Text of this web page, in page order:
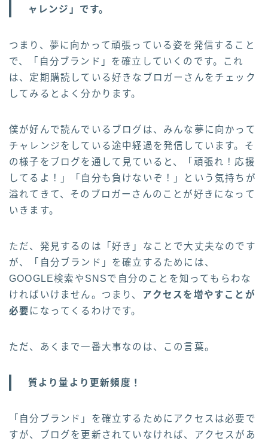
ャレンジ」です。
つまり、夢に向かって頑張っている姿を発信すること
で、「自分ブランド」を確立していくのです。これ
は、定期購読している好きなブロガーさんをチェック
してみるとよく分かります。
僕が好んで読んでいるブログは、みんな夢に向かって
チャレンジをしている途中経過を発信しています。そ
の様子をブログを通して見ていると、「頑張れ！応援
してるよ！」「自分も負けないぞ！」という気持ちが
溢れてきて、そのブロガーさんのことが好きになって
いきます。
ただ、発見するのは「好き」なことで大丈夫なのです
が、「自分ブランド」を確立するためには、
GOOGLE検索やSNSで自分のことを知ってもらわな
ければいけません。つまり、 アクセスを増やすことが
必要 になってくるわけです。
ただ、あくまで一番大事なのは、この言葉。
質より量より更新頻度！
「自分ブランド」を確立するためにアクセスは必要で
すが、ブログを更新されていなければ、アクセスがあ